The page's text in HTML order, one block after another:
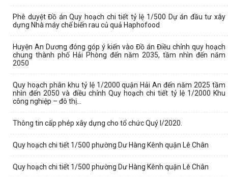
Phê duyệt Đồ án Quy hoạch chi tiết tỷ lệ 1/500 Dự án đầu tư xây
dựng Nhà máy chế biến rau củ quả Haphofood
Huyện An Dương đóng góp ý kiến vào Đồ án Điều chỉnh quy hoạch
chung thành phố Hải Phòng đến năm 2035, tầm nhìn đến năm
2050
Quy hoạch phân khu tỷ lệ 1/2000 quận Hải An đến năm 2025 tầm
nhìn đến 2050 và điều chỉnh Quy hoạch chi tiết tỷ lệ 1/2000 Khu
công nghiệp – đô thị...
Thông tin cấp phép xây dựng cho tổ chức Quý I/2020.
Quy hoạch chi tiết 1/500 phường Dư Hàng Kênh quận Lê Chân
Quy hoạch chi tiết 1/500 phường Dư Hàng Kênh quận Lê Chân